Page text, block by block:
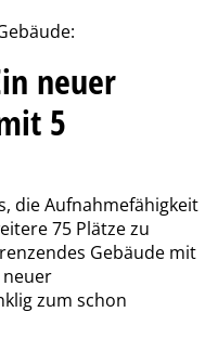
neuer
5
die Aufnahmefähigkeit
75 Plätze zu
Gebäude mit
zum schon